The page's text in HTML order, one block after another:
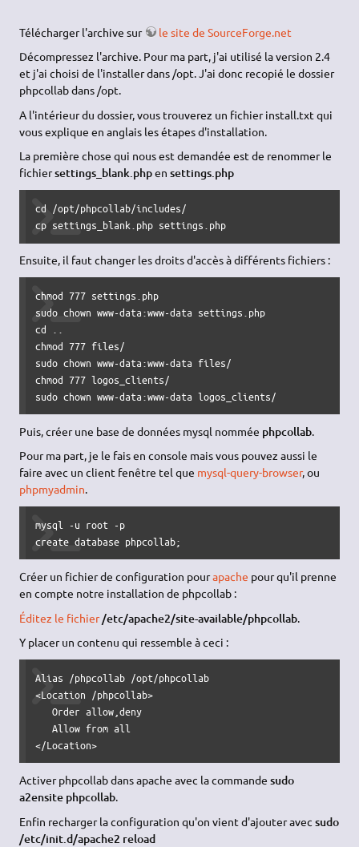
Télécharger l'archive sur
le site de SourceForge.net
Décompressez l'archive. Pour ma part, j'ai utilisé la version 2.4
et j'ai choisi de l'installer dans /opt. J'ai donc recopié le dossier
phpcollab dans /opt.
A l'intérieur du dossier, vous trouverez un fichier install.txt qui
vous explique en anglais les étapes d'installation.
La première chose qui nous est demandée est de renommer le
fichiersettings_blank.phpensettings.php
cd /opt/phpcollab/includes/
cp settings_blank.php settings.php
Ensuite, il faut changer les droits d'accès à différents fichiers :
chmod 777 settings.php
sudo chown www-data:www-data settings.php
cd ..
chmod 777 files/
sudo chown www-data:www-data files/
chmod 777 logos_clients/
sudo chown www-data:www-data logos_clients/
Puis, créer une base de données mysql nommée phpcollab.
Pour ma part, je le fais en console mais vous pouvez aussi le
faire avec un client fenêtre tel que mysql-query-browser, ou
phpmyadmin.
mysql -u root -p
create database phpcollab;
Créer un fichier de configuration pourapache pour qu'il prenne
en compte notre installation de phpcollab :
Éditez le fichier /etc/apache2/site-available/phpcollab.
Y placer un contenu qui ressemble à ceci :
Alias /phpcollab /opt/phpcollab
<Location /phpcollab>
   Order allow,deny
   Allow from all
</Location>
Activer phpcollab dans apache avec la commandesudo
a2ensite phpcollab.
Enfin recharger la configuration qu'on vient d'ajouter avecsudo
/etc/init.d/apache2 reload